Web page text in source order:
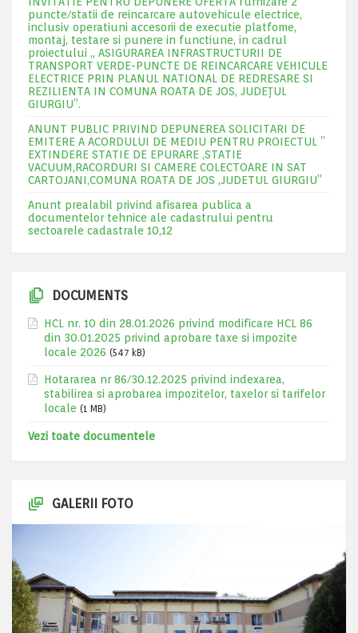
puncte/statii de reincarcare autovehicule electrice,
inclusiv operatiuni accesorii de executie platfome,
montaj, testare si punere in functiune, in cadrul
proiectului „ ASIGURAREA INFRASTRUCTURII DE
TRANSPORT VERDE-PUNCTE DE REINCARCARE VEHICULE
ELECTRICE PRIN PLANUL NATIONAL DE REDRESARE SI
REZILIENTA IN COMUNA ROATA DE JOS, JUDEŢUL
GIURGIU”.
ANUNT PUBLIC PRIVIND DEPUNEREA SOLICITARI DE
EMITERE A ACORDULUI DE MEDIU PENTRU PROIECTUL ”
EXTINDERE STATIE DE EPURARE ,STATIE
VACUUM,RACORDURI SI CAMERE COLECTOARE IN SAT
CARTOJANI,COMUNA ROATA DE JOS ,JUDETUL GIURGIU”
Anunt prealabil privind afisarea publica a
documentelor tehnice ale cadastrului pentru
sectoarele cadastrale 10,12
DOCUMENTS
HCL nr. 10 din 28.01.2026 privind modificare HCL 86
din 30.01.2025 privind aprobare taxe si impozite
locale 2026 (547 kB)
Hotararea nr 86/30.12.2025 privind indexarea,
stabilirea si aprobarea impozitelor, taxelor si tarifelor
locale (1 MB)
Vezi toate documentele
GALERII FOTO